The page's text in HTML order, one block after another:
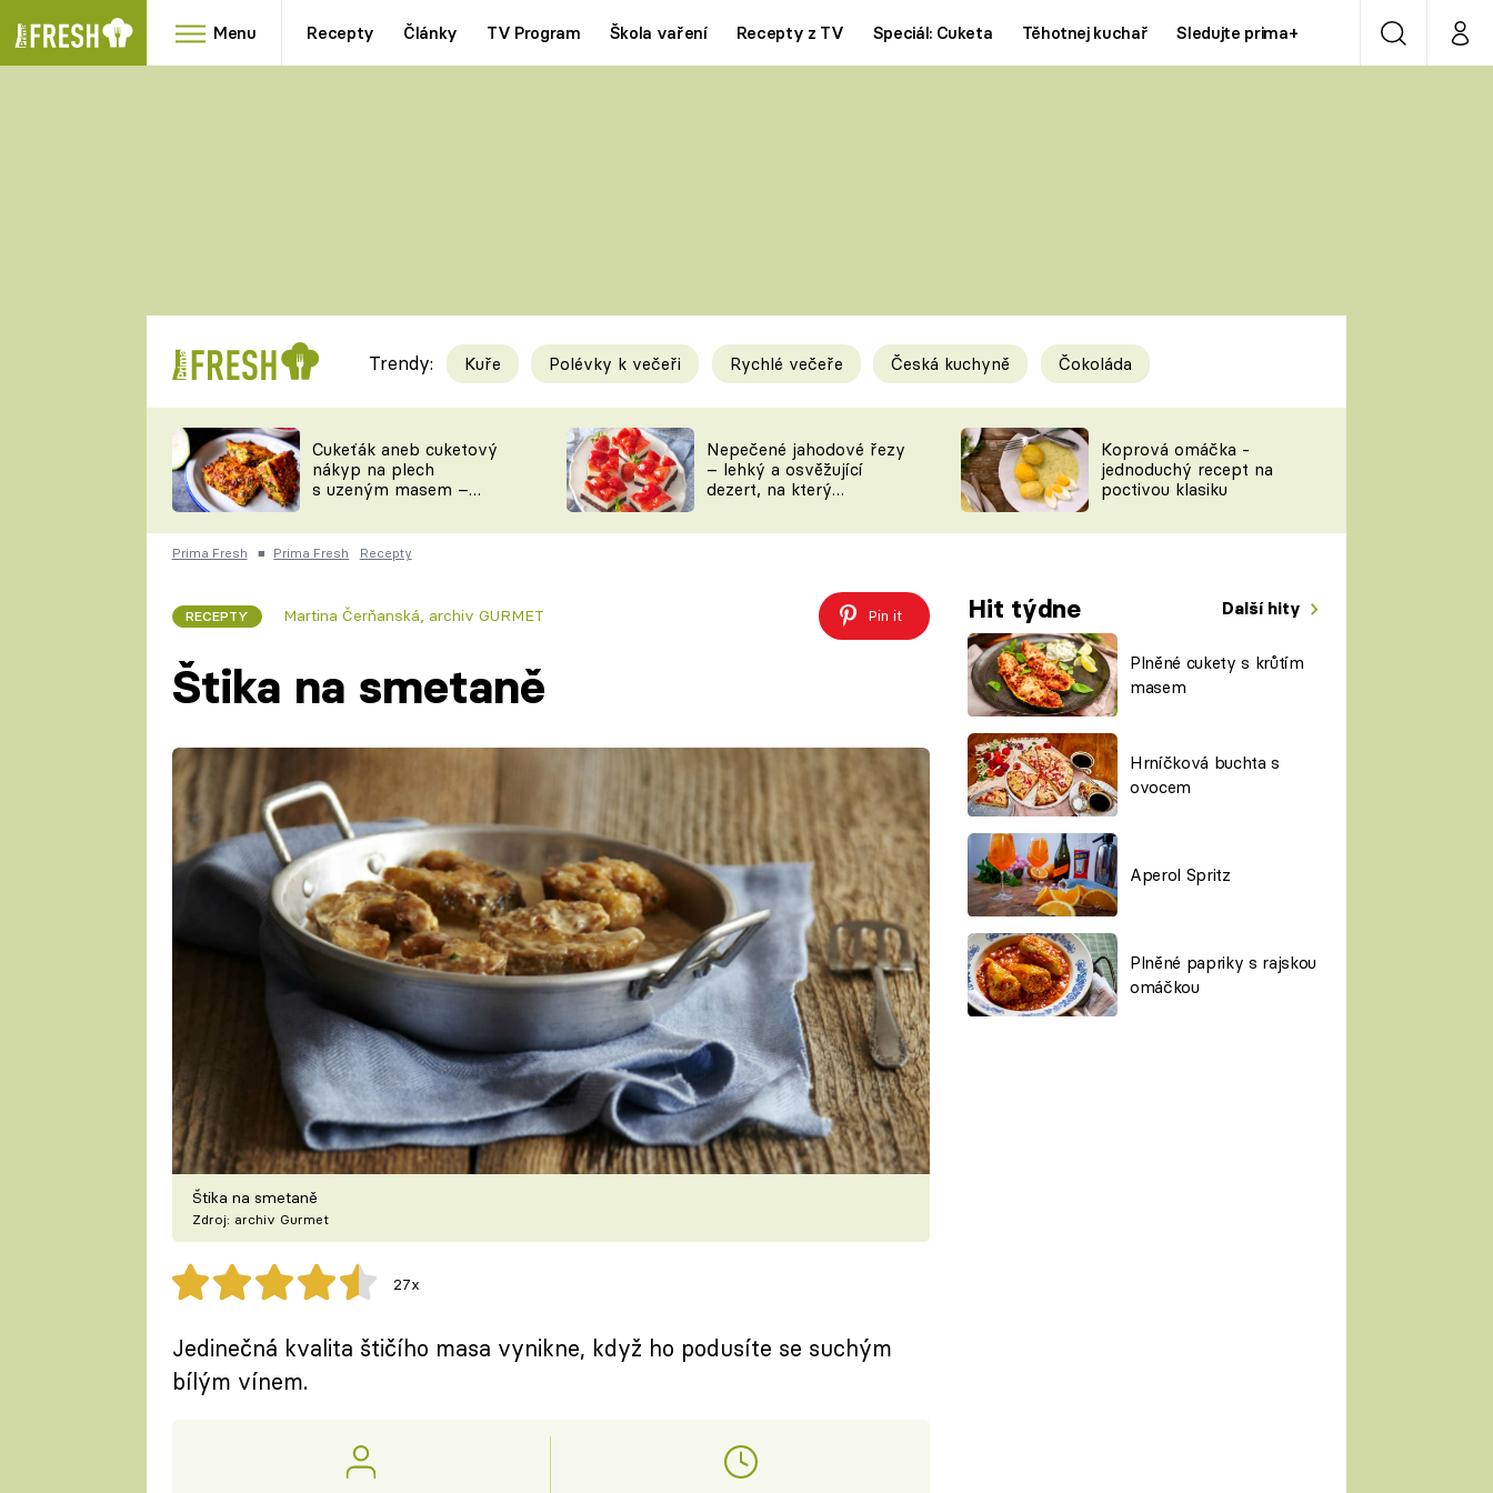
Menu Recepty Články TV Program Škola vaření Recepty z TV Speciál: Cuketa Těhotnej kuchař Sledujte prima+ VyhledáváníMůj
RYCHLOVKY
Videorecepty
TEĎ VAŘÍ ŠÉF!
ČESKO NA TALÍŘI
KUCHAŘKA
Tipy a triky
KAM ZA JÍDLEM
VYCHYTÁVKY
Novinky
ŠÉFREDAKTORKY
ČASOPIS
Prima LAJK
Sledujte nás
Trendy: Kuře Polévky k večeři Rychlé večeře Česká kuchyně Čokoláda
Cukeťák aneb cuketový
nákyp na plech
s uzeným masem –
zpracovat přerostlé
cukety
Nepečené jahodové řezy
– lehký a osvěžující
dezert, na který
Koprová omáčka -
jednoduchý recept na
poctivou klasiku
Prima Fresh ■ Prima Fresh Recepty
RECEPTY Martina Čerňanská archiv GURMET Pin it Hit týdne Další hity
Plněné cukety s krůtím
masem
Hrníčková buchta s
ovocem
Aperol Spritz
Plněné papriky s rajskou
omáčkou
Štika na smetaně
Štika na smetaně
Zdroj: archiv Gurmet
27x
Jedinečná kvalita štičího masa vynikne, když ho podusíte se suchým
bílým vínem.